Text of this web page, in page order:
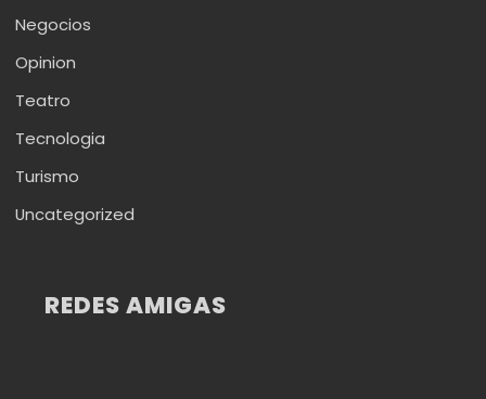
Negocios
Opinion
Teatro
Tecnologia
Turismo
Uncategorized
REDES AMIGAS